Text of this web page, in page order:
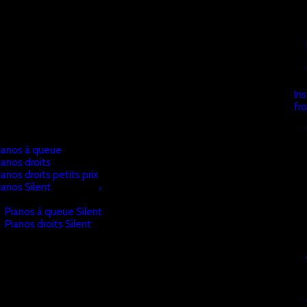
à queue
droits
droits petits prix
Silent
Pianos à queue Silent
Pianos droits Silent